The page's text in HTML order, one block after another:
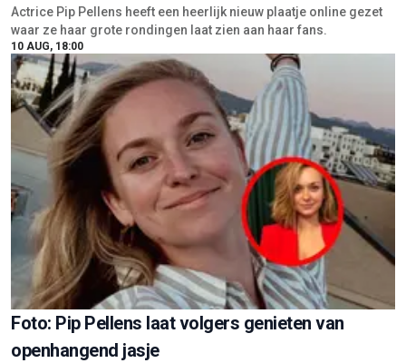
Actrice Pip Pellens heeft een heerlijk nieuw plaatje online gezet
waar ze haar grote rondingen laat zien aan haar fans.
10 AUG, 18:00
Foto: Pip Pellens laat volgers genieten van
openhangend jasje